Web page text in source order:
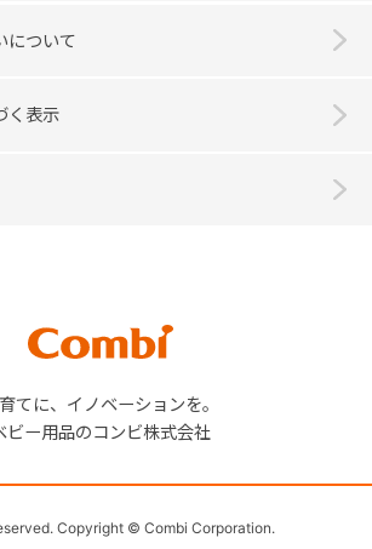
について
く表示
てに、イノベーションを。
ビー用品のコンビ株式会社
Copyright © Combi Corporation.